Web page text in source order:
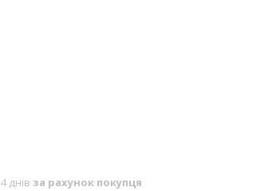
днів за рахунок покупця